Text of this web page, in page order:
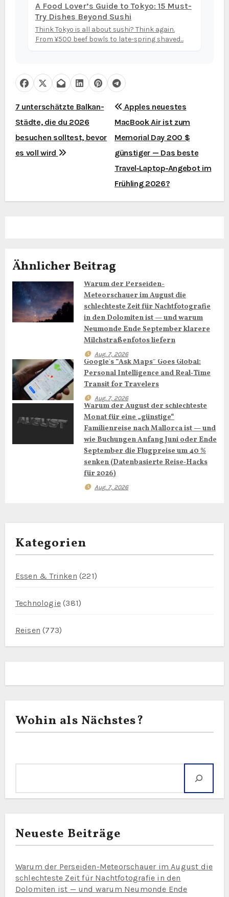
A Food Lover’s Guide to Tokyo: 15 Must-
Try Dishes Beyond Sushi
Think Tokyo is all about sushi? Think again.
From ¥500 beef bowls to late-spring shaved...
B
e
i
s
n
a
v
g
a
t
i
o
7 unterschätzte Balkan-
Städte, die du 2026
besuchen solltest, bevor
es voll wird
Apples neuestes
MacBook Air ist zum
Memorial Day 200 $
günstiger — Das beste
Travel‑Laptop‑Angebot im
Frühling 2026?
Ähnlicher Beitrag
Warum der Perseiden-
Meteorschauer im August die
schlechteste Zeit für Nachtfotografie
in den Dolomiten ist — und warum
Neumonde Ende September klarere
Milchstraßenfotos liefern
Aug. 7, 2026
Google’s “Ask Maps” Goes Global:
Personal Intelligence and Real‑Time
Transit for Travelers
Aug. 7, 2026
Warum der August der schlechteste
Monat für eine „günstige“
Familienreise nach Mallorca ist — und
wie Buchungen Anfang Juni oder Ende
September die Flugpreise um 40 %
senken (Datenbasierte Reise‑Hacks
für 2026)
Aug. 7, 2026
Kategorien
Essen & Trinken (221)
Technologie(381)
Reisen (773)
Wohin als Nächstes?
Neueste Beiträge
Warum der Perseiden-Meteorschauer im August die
schlechteste Zeit für Nachtfotografie in den
Dolomiten ist — und warum Neumonde Ende